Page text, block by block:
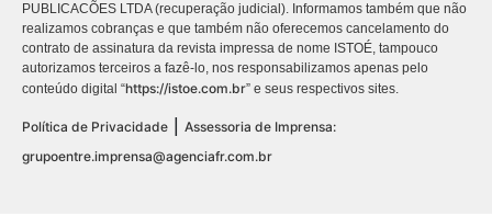
PUBLICACÕES LTDA (recuperação judicial). Informamos também que não
realizamos cobranças e que também não oferecemos cancelamento do
contrato de assinatura da revista impressa de nome ISTOÉ, tampouco
autorizamos terceiros a fazê-lo, nos responsabilizamos apenas pelo
conteúdo digital “https://istoe.com.br” e seus respectivos sites.
Política de Privacidade
Assessoria de Imprensa:
grupoentre.imprensa@agenciafr.com.br